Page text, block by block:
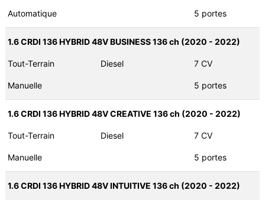
Automatique 5 portes
1.6 CRDI 136 HYBRID 48V BUSINESS 136 ch (2020 - 2022)
Tout-Terrain Diesel 7 CV
Manuelle 5 portes
1.6 CRDI 136 HYBRID 48V CREATIVE 136 ch (2020 - 2022)
Tout-Terrain Diesel 7 CV
Manuelle 5 portes
1.6 CRDI 136 HYBRID 48V INTUITIVE 136 ch (2020 - 2022)